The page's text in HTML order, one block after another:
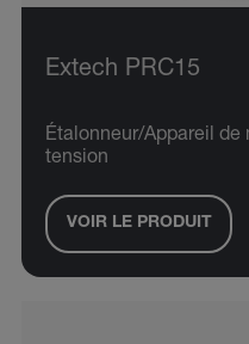
Extech PRC15
Étalonneur/Appareil de
tension
VOIR LE PRODUIT